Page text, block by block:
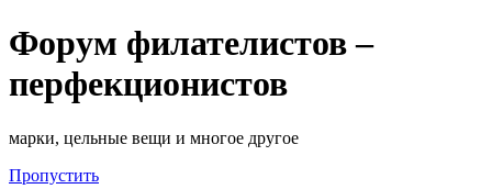
Форум филателистов –
перфекционистов
марки, цельные вещи и многое другое
Пропустить